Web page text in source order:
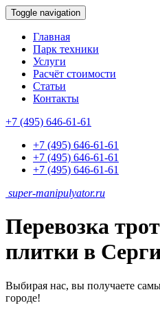
Toggle navigation
Главная
Парк техники
Услуги
Расчёт стоимости
Статьи
Контакты
+7 (495) 646-61-61
+7 (495) 646-61-61
+7 (495) 646-61-61
+7 (495) 646-61-61
super-manipulyator.ru
Перевозка
плитки в
Выбирая нас, вы получаете
городе!